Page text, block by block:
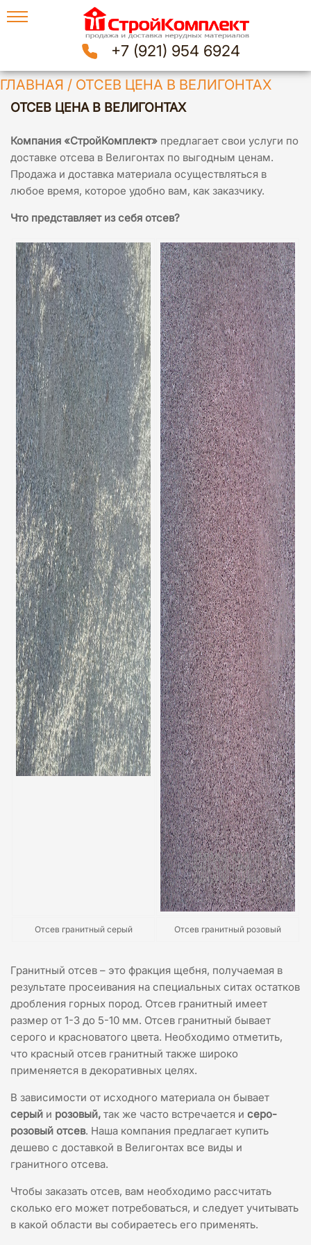
+7 (921) 954 6924
ГЛАВНАЯ / ОТСЕВ ЦЕНА В ВЕЛИГОНТАХ
ОТСЕВ ЦЕНА В ВЕЛИГОНТАХ
Компания «СтройКомплект» предлагает свои услуги по
доставке отсева в Велигонтах по выгодным ценам.
Продажа и доставка материала осуществляться в
любое время, которое удобно вам, как заказчику.
Что представляет из себя отсев?
Отсев гранитный серый Отсев гранитный розовый
Гранитный отсев – это фракция щебня, получаемая в
результате просеивания на специальных ситах остатков
дробления горных пород. Отсев гранитный имеет
размер от 1-3 до 5-10 мм. Отсев гранитный бывает
серого и красноватого цвета. Необходимо отметить,
что красный отсев гранитный также широко
применяется в декоративных целях.
В зависимости от исходного материала он бывает
серый и розовый, так же часто встречается и серо-
розовый отсев. Наша компания предлагает купить
дешево с доставкой в Велигонтах все виды и
гранитного отсева.
Чтобы заказать отсев, вам необходимо рассчитать
сколько его может потребоваться, и следует учитывать
в какой области вы собираетесь его применять.